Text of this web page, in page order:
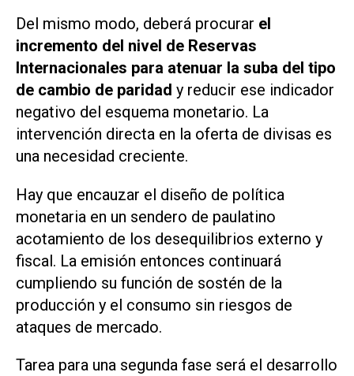
Del mismo modo, deberá procurar el
incremento del nivel de Reservas
Internacionales para atenuar la suba del tipo
de cambio de paridad y reducir ese indicador
negativo del esquema monetario. La
intervención directa en la oferta de divisas es
una necesidad creciente.
Hay que encauzar el diseño de política
monetaria en un sendero de paulatino
acotamiento de los desequilibrios externo y
fiscal. La emisión entonces continuará
cumpliendo su función de sostén de la
producción y el consumo sin riesgos de
ataques de mercado.
Tarea para una segunda fase será el desarrollo